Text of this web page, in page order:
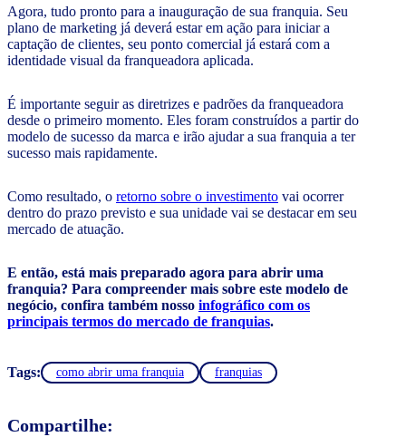
Agora, tudo pronto para a inauguração de sua franquia. Seu
plano de marketing já deverá estar em ação para iniciar a
captação de clientes, seu ponto comercial já estará com a
identidade visual da franqueadora aplicada.
É importante seguir as diretrizes e padrões da franqueadora
desde o primeiro momento. Eles foram construídos a partir do
modelo de sucesso da marca e irão ajudar a sua franquia a ter
sucesso mais rapidamente.
Como resultado, o retorno sobre o investimento vai ocorrer
dentro do prazo previsto e sua unidade vai se destacar em seu
mercado de atuação.
E então, está mais preparado agora para abrir uma
franquia? Para compreender mais sobre este modelo de
negócio, confira também nosso infográfico com os
principais termos do mercado de franquias.
Tags: como abrir uma franquia franquias
Compartilhe: